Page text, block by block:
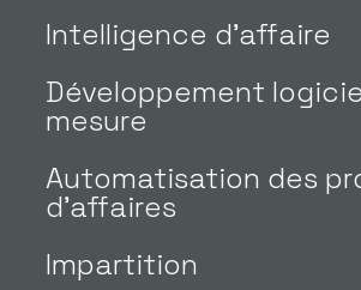
Intelligence d’affaire
Développement
mesure
Automatisation des
d’affaires
Impartition